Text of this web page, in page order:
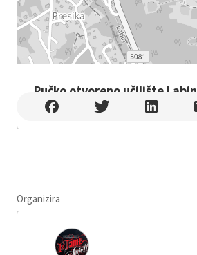
Pučko otvoreno učilište Labin
Pučko otvoreno učilište Labin , Labin
Organizira